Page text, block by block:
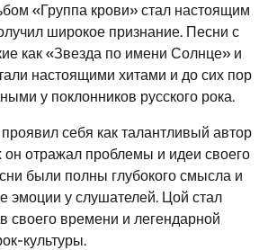
«Группа крови» стал настоящим
широкое признание. Песни с
как «Звезда по имени Солнце» и
настоящими хитами и до сих пор
у поклонников русского рока.
себя как талантливый автор
он отражал проблемы и идеи своего
были полны глубокого смысла и
эмоции у слушателей. Цой стал
своего времени и легендарной
культуры.